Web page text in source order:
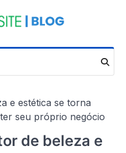
e estética se torna
seu próprio negócio
de beleza e